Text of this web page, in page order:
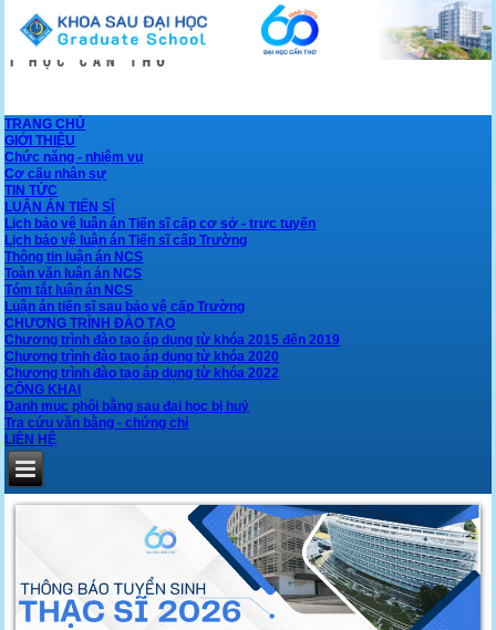
TRANG CHỦ
GIỚI THIỆU
Chức năng - nhiệm vụ
Cơ cấu nhân sự
TIN TỨC
LUẬN ÁN TIẾN SĨ
Lịch bảo vệ luận án Tiến sĩ cấp cơ sở - trực tuyến
Lịch bảo vệ luận án Tiến sĩ cấp Trường
Thông tin luận án NCS
Toàn văn luận án NCS
Tóm tắt luận án NCS
Luận án tiến sĩ sau bảo vệ cấp Trường
CHƯƠNG TRÌNH ĐÀO TẠO
Chương trình đào tạo áp dụng từ khóa 2015 đến 2019
Chương trình đào tạo áp dụng từ khóa 2020
Chương trình đào tạo áp dụng từ khóa 2022
CÔNG KHAI
Danh mục phôi bằng sau đại học bị huỷ
Tra cứu văn bằng - chứng chỉ
LIÊN HỆ